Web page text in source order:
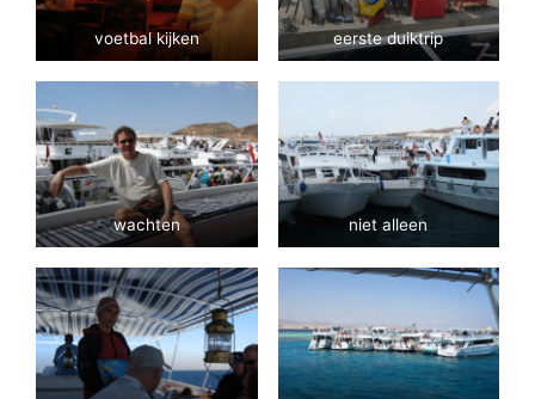
voetbal kijken eerste duiktrip
wachten niet alleen